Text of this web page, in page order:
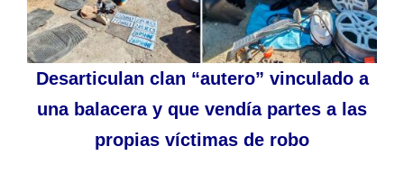
Desarticulan clan “autero” vinculado a
una balacera y que vendía partes a las
propias víctimas de robo